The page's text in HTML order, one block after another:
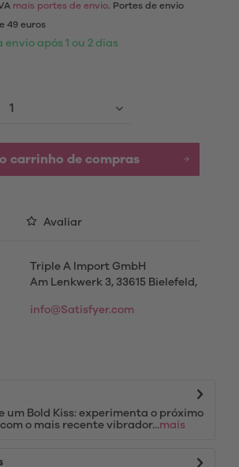
mais portes de envio. Portes de envio
49 euros
envio após 1 ou 2 dias
carrinho de compras
Avaliar
Triple A Import GmbH
Am Lenkwerk 3, 33615 Bielefeld,
info@Satisfyer.com
um Bold Kiss: experimenta o próximo
o mais recente vibrador...mais